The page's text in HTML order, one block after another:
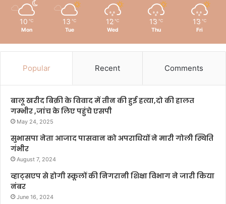
10 ℃
Mon
13 ℃
Tue
12 ℃
Wed
13 ℃
Thu
13 ℃
Fri
Popular Recent Comments
बालू खरीद बिक्री के विवाद में तीन की हुई हत्या,दो की हालत
गम्भीर ,जांच के लिए पहुंचे एसपी
May 24, 2025
सुभासपा नेता आजाद पासवान को अपराधियों ने मारी गोली स्थिति
गंभीर
August 7, 2024
व्हाट्सएप से होगी स्कूलों की निगरानी शिक्षा विभाग ने जारी किया
नंबर
June 16, 2024